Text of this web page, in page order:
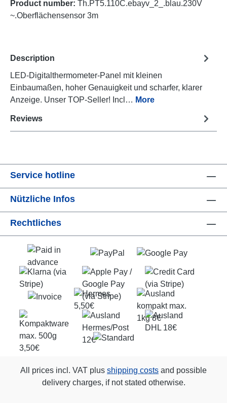
Product number: Th.PT5.110C.ebayv_2_.blau.230V
~.Oberflächensensor 3m
Description
LED-Digitalthermometer-Panel mit kleinen
Einbaumaßen, hoher Genauigkeit und scharfer, klarer
Anzeige. Unser TOP-Seller! Incl… More
Reviews
Service hotline
Nützliche Infos
Rechtliches
All prices incl. VAT plus shipping costs and possible
delivery charges, if not stated otherwise.